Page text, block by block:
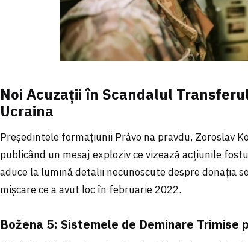
Noi Acuzații în Scandalul
Ucraina
Președintele formațiunii Právo na pravdu, Zoroslav
publicând un mesaj exploziv ce vizează acțiunile
aduce la lumină detalii necunoscute despre donația
mișcare ce a avut loc în februarie 2022.
Božena 5: Sistemele de Deminare Trimise